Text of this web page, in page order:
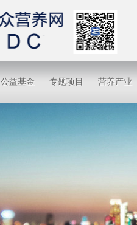
公益基金 专题项目 营养产业